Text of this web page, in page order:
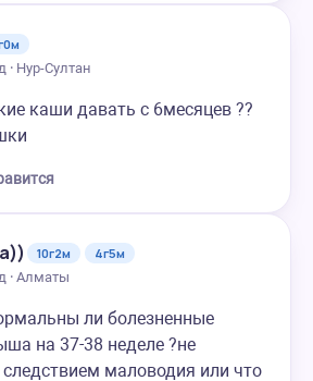
· Нур-Султан
каши давать с 6месяцев ??
10г2м
4г5м
· Алматы
ли болезненные
на 37-38 неделе ?не
следствием маловодия или что